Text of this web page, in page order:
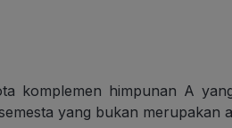
komplemen himpunan A
yang bukan merupakan